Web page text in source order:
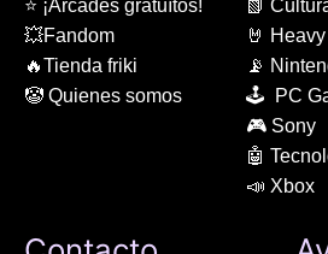
⭐ ¡Arcades gratuítos!
💥Fandom
🔥Tienda friki
🤡 Quienes somos
📗
🤘 Heavy
📡
🕹 PC
🎮 Sony
🤖
📣 Xbox